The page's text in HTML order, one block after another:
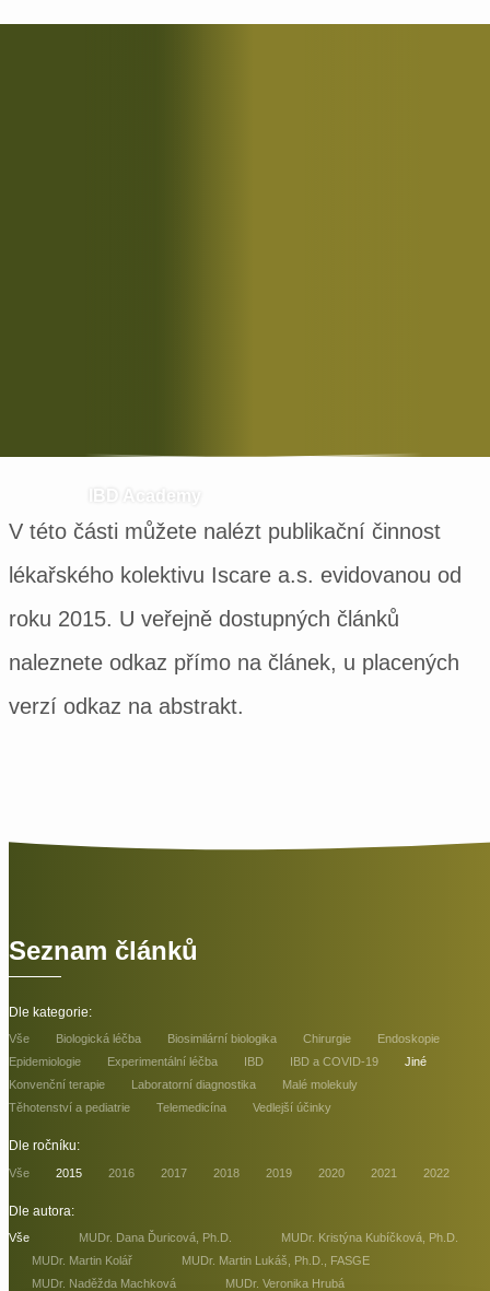
IBD Academy
V této části můžete nalézt publikační činnost
lékařského kolektivu Iscare a.s. evidovanou od
roku 2015. U veřejně dostupných článků
naleznete odkaz přímo na článek, u placených
verzí odkaz na abstrakt.
Seznam článků
Dle kategorie:
Vše Biologická léčba Biosimilární biologika Chirurgie
Endoskopie
Epidemiologie
Experimentální léčba IBD IBD a COVID-19
Jiné
Konvenční terapie
Laboratorní diagnostika
Malé molekuly
Těhotenství a pediatrie
Telemedicína Vedlejší účinky
Dle ročníku:
Vše 2015 2016 2017 2018 2019 2020 2021 2022
Dle autora:
Vše MUDr. Dana Ďuricová, Ph.D.
MUDr. Kristýna Kubíčková, Ph.D.
MUDr. Martin Kolář
MUDr. Martin Lukáš, Ph.D., FASGE
MUDr. Naděžda Machková
MUDr. Veronika Hrubá